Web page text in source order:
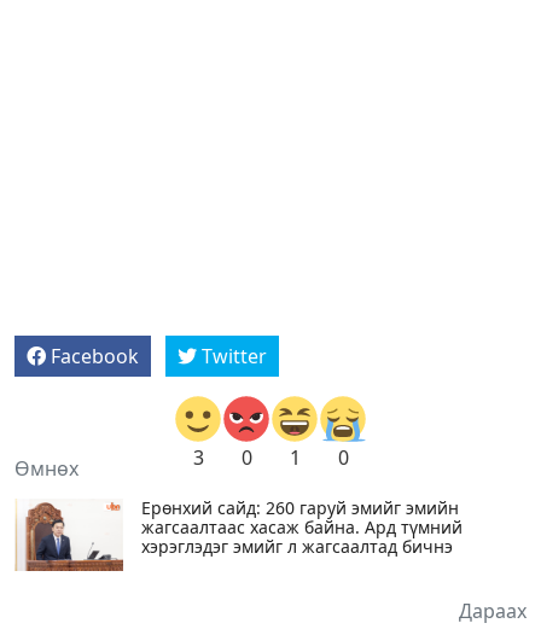
Facebook Twitter
3 0 1 0
Өмнөх
Ерөнхий сайд: 260 гаруй эмийг эмийн
жагсаалтаас хасаж байна. Ард түмний
хэрэглэдэг эмийг л жагсаалтад бичнэ
Дараах